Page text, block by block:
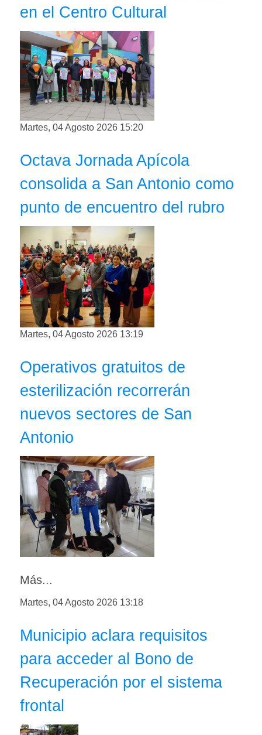
en el Centro Cultural
Martes, 04 Agosto 2026 15:20
Octava Jornada Apícola
consolida a San Antonio como
punto de encuentro del rubro
Martes, 04 Agosto 2026 13:19
Operativos gratuitos de
esterilización recorrerán
nuevos sectores de San
Antonio
Más...
Martes, 04 Agosto 2026 13:18
Municipio aclara requisitos
para acceder al Bono de
Recuperación por el sistema
frontal